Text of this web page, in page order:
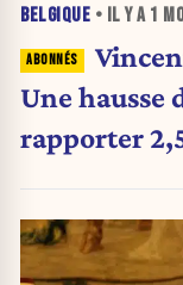
BELGIQUE • IL Y A 1
Une
rapporter